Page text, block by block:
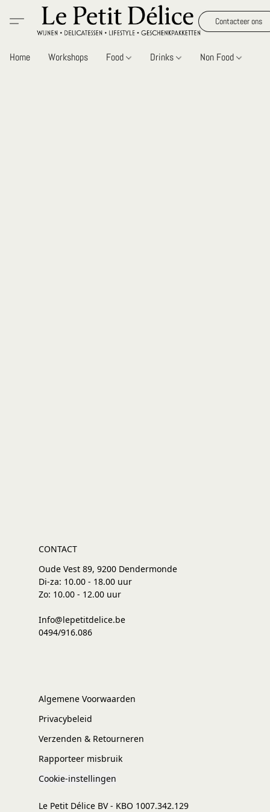
Contacteer ons
Home Workshops Food Drinks Non Food
CONTACT
Oude Vest 89, 9200 Dendermonde
Di-za: 10.00 - 18.00 uur
Zo: 10.00 - 12.00 uur
Info@lepetitdelice.be
0494/916.086
Algemene Voorwaarden
Privacybeleid
Verzenden & Retourneren
Rapporteer misbruik
Cookie-instellingen
Le Petit Délice BV - KBO 1007.342.129